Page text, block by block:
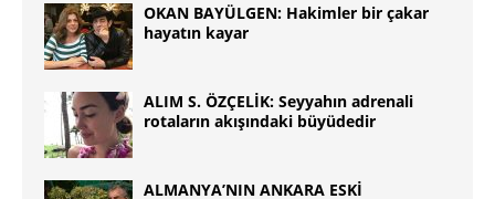
OKAN BAYÜLGEN: Hakimler bir çakar
hayatın kayar
ALIM S. ÖZÇELİK: Seyyahın adrenali
rotaların akışındaki büyüdedir
ALMANYA’NIN ANKARA ESKİ